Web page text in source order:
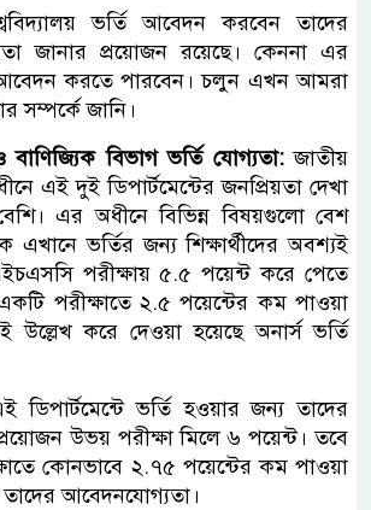
ভর্তি আবেদন করবেন তাদের
জানার প্রয়োজন রয়েছে। কেননা এর
আবেদন করতে পারবেন। চলুন এখন আমরা
সম্পর্কে জানি।
বিভাগ ভর্তি যোগ্যতা:জাতীয়
এই দুই ডিপার্টমেন্টের জনপ্রিয়তা দেখা
এর অধীনে বিভিন্ন বিষয়গুলো বেশ
এখানে ভর্তির জন্য শিক্ষার্থীদের অবশ্যই
পরীক্ষায় ৫.৫ পয়েন্ট করে পেতে
পরীক্ষাতে ২.৫ পয়েন্টের কম পাওয়া
উল্লেখ করে দেওয়া হয়েছে অনার্স ভর্তি
ডিপার্টমেন্টে ভর্তি হওয়ার জন্য তাদের
উভয় পরীক্ষা মিলে ৬ পয়েন্ট। তবে
কোনভাবে ২.৭৫ পয়েন্টের কম পাওয়া
আবেদনযোগ্যতা।